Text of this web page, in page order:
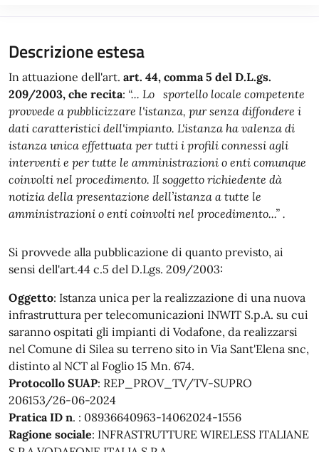
Descrizione estesa
In attuazione dell'art. art. 44, comma 5 del D.L.gs.
209/2003, che recita: “... Lo sportello locale competente
provvede a pubblicizzare l'istanza, pur senza diffondere i
dati caratteristici dell'impianto. L'istanza ha valenza di
istanza unica effettuata per tutti i profili connessi agli
interventi e per tutte le amministrazioni o enti comunque
coinvolti nel procedimento. Il soggetto richiedente dà
notizia della presentazione dell’istanza a tutte le
amministrazioni o enti coinvolti nel procedimento...” .
Si provvede alla pubblicazione di quanto previsto, ai
sensi dell'art.44 c.5 del D.Lgs. 209/2003:
Oggetto: Istanza unica per la realizzazione di una nuova
infrastruttura per telecomunicazioni INWIT S.p.A. su cui
saranno ospitati gli impianti di Vodafone, da realizzarsi
nel Comune di Silea su terreno sito in Via Sant'Elena snc,
distinto al NCT al Foglio 15 Mn. 674.
Protocollo SUAP: REP_PROV_TV/TV-SUPRO
206153/26-06-2024
Pratica ID n. : 08936640963-14062024-1556
Ragione sociale: INFRASTRUTTURE WIRELESS ITALIANE